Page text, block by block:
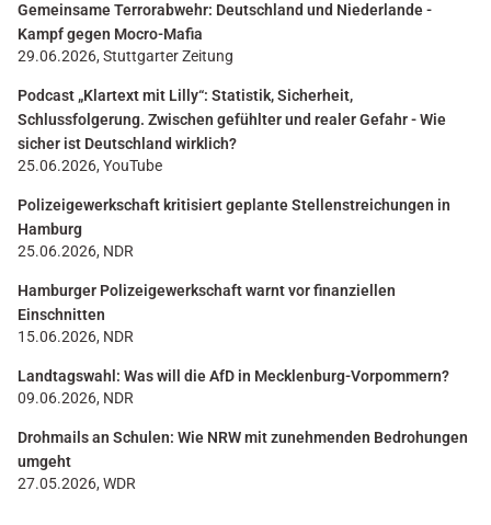
Gemeinsame Terrorabwehr: Deutschland und Niederlande -
Kampf gegen Mocro-Mafia
29.06.2026, Stuttgarter Zeitung
Podcast „Klartext mit Lilly“: Statistik, Sicherheit,
Schlussfolgerung. Zwischen gefühlter und realer Gefahr - Wie
sicher ist Deutschland wirklich?
25.06.2026, YouTube
Polizeigewerkschaft kritisiert geplante Stellenstreichungen in
Hamburg
25.06.2026, NDR
Hamburger Polizeigewerkschaft warnt vor finanziellen
Einschnitten
15.06.2026, NDR
Landtagswahl: Was will die AfD in Mecklenburg-Vorpommern?
09.06.2026, NDR
Drohmails an Schulen: Wie NRW mit zunehmenden Bedrohungen
umgeht
27.05.2026, WDR